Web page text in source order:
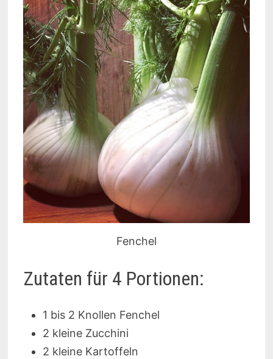
Fenchel
Zutaten für 4 Portionen:
1 bis 2 Knollen Fenchel
2 kleine Zucchini
2 kleine Kartoffeln